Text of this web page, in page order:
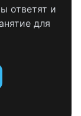
ответят и
для